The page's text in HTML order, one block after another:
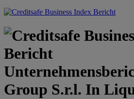
Group S.r.l. In